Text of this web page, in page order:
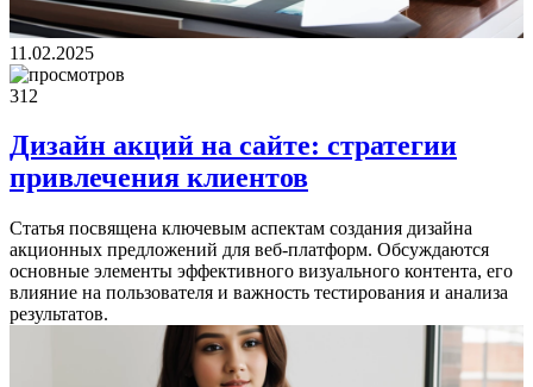
11.02.2025
312
Дизайн акций на сайте: стратегии
привлечения клиентов
Статья посвящена ключевым аспектам создания дизайна
акционных предложений для веб-платформ. Обсуждаются
основные элементы эффективного визуального контента, его
влияние на пользователя и важность тестирования и анализа
результатов.